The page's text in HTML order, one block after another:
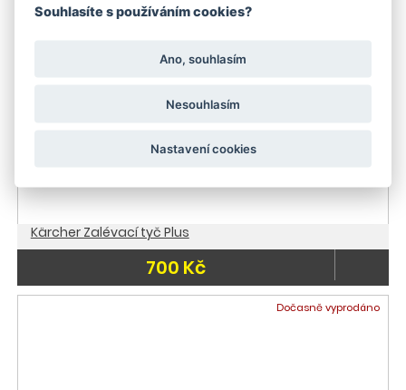
Kärcher Zalévací tyč Plus
700 Kč
Dočasně vyprodáno
Souhlasíte s používáním cookies?
Ano, souhlasím
Nesouhlasím
Nastavení cookies